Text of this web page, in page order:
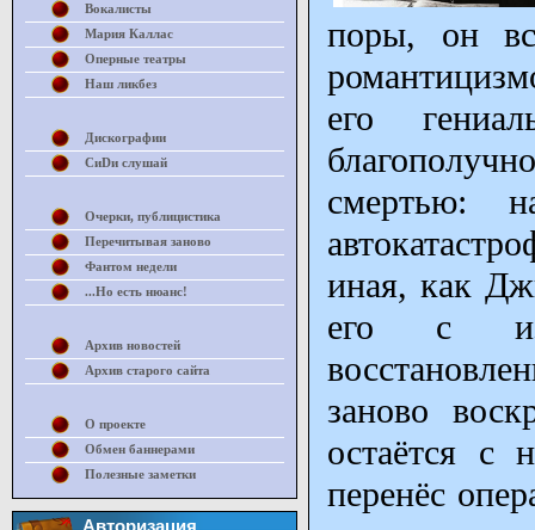
поры, он
его
смертью:
иная, как
его с
заново
остаётся с
перенёс
Вокалисты
Мария Каллас
Оперные театры
Наш ликбез
Дискографии
СиDи слушай
Очерки, публицистика
Перечитывая заново
Фантом недели
...Но есть нюанс!
Архив новостей
Архив старого сайта
О проекте
Обмен баннерами
Полезные заметки